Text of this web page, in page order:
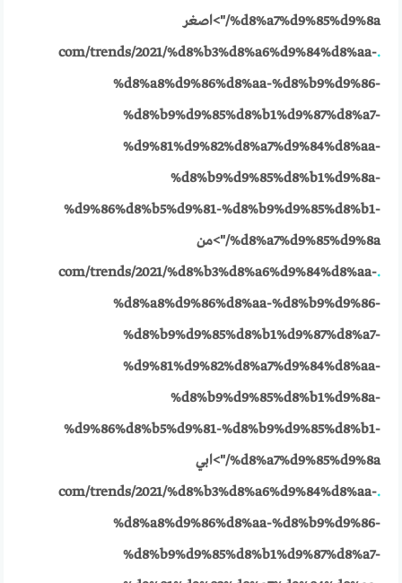
%d8%a7%d9%85%d9%8a/">اصغر
.
com/trends/2021/%d8%b3%d8%a6%d9%84%d8%aa-
%d8%a8%d9%86%d8%aa-%d8%b9%d9%86-
%d8%b9%d9%85%d8%b1%d9%87%d8%a7-
%d9%81%d9%82%d8%a7%d9%84%d8%aa-
%d8%b9%d9%85%d8%b1%d9%8a-
%d9%86%d8%b5%d9%81-%d8%b9%d9%85%d8%b1-
%d8%a7%d9%85%d9%8a/">من
.
com/trends/2021/%d8%b3%d8%a6%d9%84%d8%aa-
%d8%a8%d9%86%d8%aa-%d8%b9%d9%86-
%d8%b9%d9%85%d8%b1%d9%87%d8%a7-
%d9%81%d9%82%d8%a7%d9%84%d8%aa-
%d8%b9%d9%85%d8%b1%d9%8a-
%d9%86%d8%b5%d9%81-%d8%b9%d9%85%d8%b1-
%d8%a7%d9%85%d9%8a/">ابي
.
com/trends/2021/%d8%b3%d8%a6%d9%84%d8%aa-
%d8%a8%d9%86%d8%aa-%d8%b9%d9%86-
%d8%b9%d9%85%d8%b1%d9%87%d8%a7-